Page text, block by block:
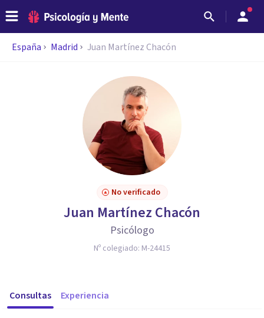
España Madrid Juan Martínez Chacón
No verificado
Juan Martínez Chacón
Psicólogo
Nº colegiado: M-24415
Consultas Experiencia